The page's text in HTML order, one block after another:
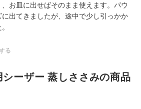
お皿に出せばそのまま使えます。パウ
出てきましたが、途中で少し引っかか
る
ーザー 蒸しささみの商品